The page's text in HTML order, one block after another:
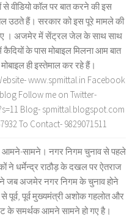
वीडियो कॉल पर बात करने की इस
उठते हैं। सरकार को इस पूरे मामले की
। अजमेर में सेंट्रल जेल के साथ साथ
कैदियों के पास मोबाइल मिलना आम बात
ही इस्तेमाल कर रहे हैं।
www.spmittal.in Facebook
Follow me on Twitter-
Blog- spmittal.blogspot.com
To Contact- 9829071511
सामने। नगर निगम चुनाव से पहले
ने धर्मेन्द्र राठौड़ के दखल पर ऐतराज
जब अजमेर नगर निगम के चुनाव होने
पूर्व, पूर्व मुख्यमंत्री अशोक गहलोत और
के समर्थक आमने सामने हो गए है।